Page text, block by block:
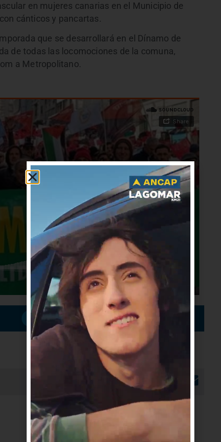
en mujeres canarias en el Municipio de
cánticos y pancartas.
que se desarrollará en el Dínamo de
de todas las locomociones de la comuna,
a Metropolitano.
Suscribirme